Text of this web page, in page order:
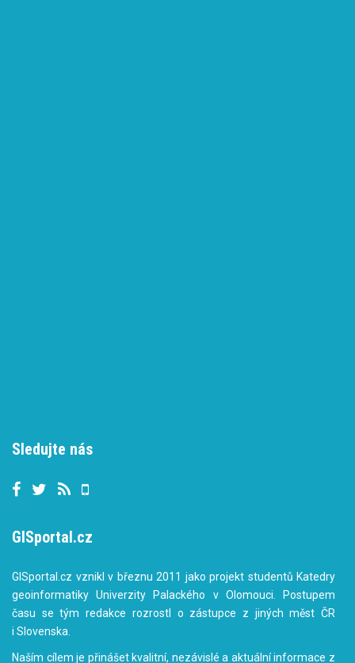
Sledujte nás
GISportal.cz
GISportal.cz vznikl v březnu 2011 jako projekt studentů Katedry
geoinformatiky Univerzity Palackého v Olomouci. Postupem
času se tým redakce rozrostl o zástupce z jiných měst ČR
i Slovenska.
Naším cílem je přinášet kvalitní, nezávislé a aktuální informace z